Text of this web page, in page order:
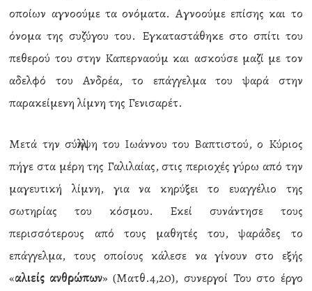
οποίων αγνοούμε τα ονόματα. Αγνοούμε επίσης και το
όνομα της συζύγου του. Εγκαταστάθηκε στο σπίτι του
πεθερού του στην Καπερναούμ και ασκούσε μαζί με τον
αδελφό του Ανδρέα, το επάγγελμα του ψαρά στην
παρακείμενη λίμνη της Γενισαρέτ.
Μετά την σύλληψη του Ιωάννου του Βαπτιστού, ο Κύριος
πήγε στα μέρη της Γαλιλαίας, στις περιοχές γύρω από την
μαγευτική λίμνη, για να κηρύξει το ευαγγέλιο της
σωτηρίας του κόσμου. Εκεί συνάντησε τους
περισσότερους από τους μαθητές του, ψαράδες το
επάγγελμα, τους οποίους κάλεσε να γίνουν στο εξής
«αλιείς ανθρώπων» (Ματθ.4,20), συνεργοί Του στο έργο